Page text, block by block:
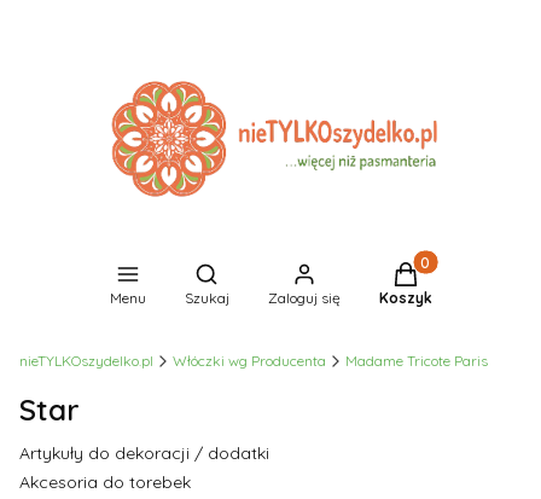
Menu
Otwórz wyszukiwarkę
Szukaj Zaloguj się
Produkty w
Koszyk
nieTYLKOszydelko.pl Włóczki wg Producenta Madame Tricote Paris
Star
Artykuły do dekoracji / dodatki
Akcesoria do torebek